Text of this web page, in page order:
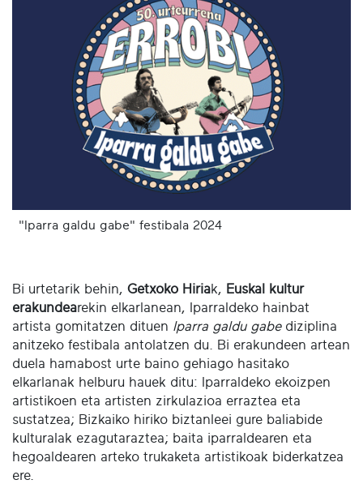
"Iparra galdu gabe" festibala 2024
Bi urtetarik behin, Getxoko Hiriak, Euskal kultur
erakundearekin elkarlanean, Iparraldeko hainbat
artista gomitatzen dituen Iparra galdu gabediziplina
anitzeko festibala antolatzen du. Bi erakundeen artean
duela hamabost urte baino gehiago hasitako
elkarlanak helburu hauek ditu: Iparraldeko ekoizpen
artistikoen eta artisten zirkulazioa erraztea eta
sustatzea; Bizkaiko hiriko biztanleei gure baliabide
kulturalak ezagutaraztea; baita iparraldearen eta
hegoaldearen arteko trukaketa artistikoak biderkatzea
ere.